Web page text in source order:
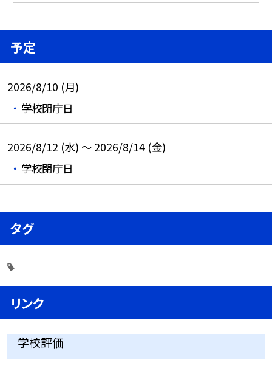
予定
2026/8/10 (月)
学校閉庁日
2026/8/12 (水) ～ 2026/8/14 (金)
学校閉庁日
タグ
リンク
学校評価